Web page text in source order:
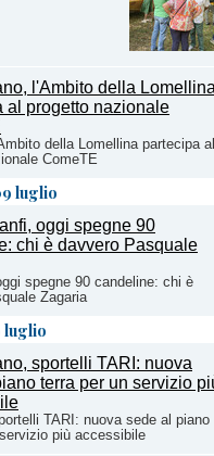
della Lomellina partecipa al
ComeTE
luglio
spegne 90 candeline: chi è
Zagaria
luglio
TARI: nuova sede al piano
più accessibile